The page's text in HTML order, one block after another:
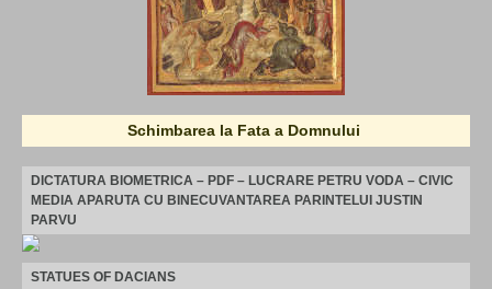
Schimbarea la Fata a Domnului
DICTATURA BIOMETRICA – PDF – LUCRARE PETRU VODA – CIVIC
MEDIA APARUTA CU BINECUVANTAREA PARINTELUI JUSTIN
PARVU
STATUES OF DACIANS